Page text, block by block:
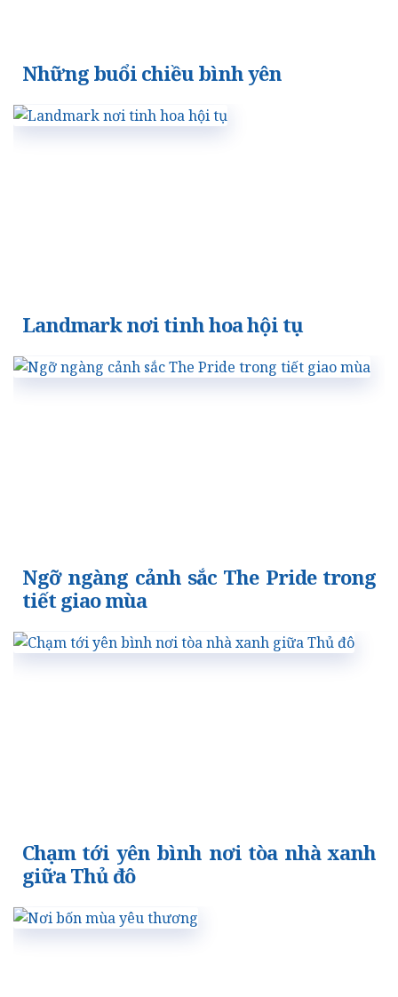
Những buổi chiều bình yên
Landmark nơi tinh hoa hội tụ
Ngỡ ngàng cảnh sắc The Pride trong
tiết giao mùa
Chạm tới yên bình nơi tòa nhà xanh
giữa Thủ đô